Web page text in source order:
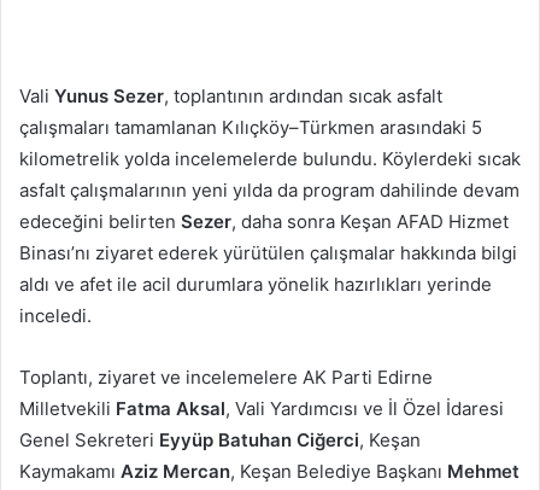
Vali Yunus Sezer, toplantının ardından sıcak asfalt
çalışmaları tamamlanan Kılıçköy–Türkmen arasındaki 5
kilometrelik yolda incelemelerde bulundu. Köylerdeki sıcak
asfalt çalışmalarının yeni yılda da program dahilinde devam
edeceğini belirten Sezer, daha sonra Keşan AFAD Hizmet
Binası’nı ziyaret ederek yürütülen çalışmalar hakkında bilgi
aldı ve afet ile acil durumlara yönelik hazırlıkları yerinde
inceledi.
Toplantı, ziyaret ve incelemelere AK Parti Edirne
Milletvekili Fatma Aksal, Vali Yardımcısı ve İl Özel İdaresi
Genel Sekreteri Eyyüp Batuhan Ciğerci, Keşan
Kaymakamı Aziz Mercan, Keşan Belediye Başkanı Mehmet